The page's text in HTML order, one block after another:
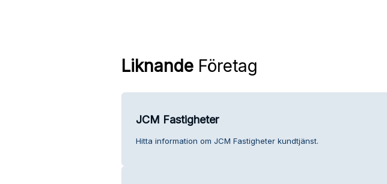
LiknandeFöretag
JCM Fastigheter
Hitta information om JCM Fastigheter kundtjänst.